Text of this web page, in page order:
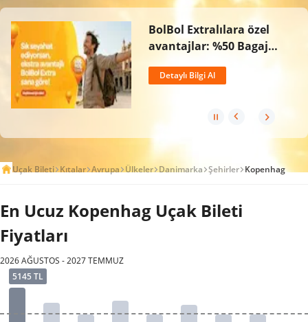
BolBol Extralılara özel
avantajlar: %50 Bagaj
Hakkı ve 2 Kat BolPuan!
Detaylı Bilgi Al
Uçak Bileti Kıtalar Avrupa Ülkeler Danimarka Şehirler Kopenhag
En Ucuz Kopenhag Uçak Bileti
Fiyatları
2026 AĞUSTOS - 2027 TEMMUZ